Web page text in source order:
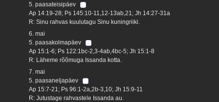
5. paasateisipäev
Ap 14:19-28; Ps 145:10-11,12-13ab,21; Jh 14:27-31a
R: Sinu rahvas kuulutagu Sinu kuningriiki.
6. mai
5. paasakolmapäev
Ap 15:1-6; Ps 122:1bc-2,3-4ab,4bc-5; Jh 15:1-8
R: Läheme rõõmuga Issanda kotta.
7. mai
5. paasaneljapäev
Ap 15:7-21; Ps 96:1-2a,2b-3,10; Jh 15:9-11
R: Jutustage rahvastele Issanda au.